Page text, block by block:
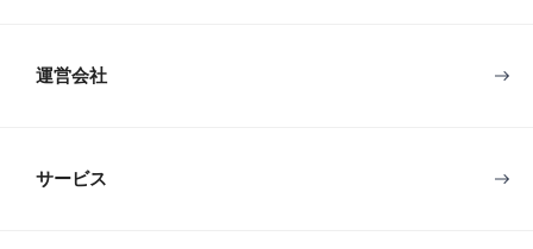
運営会社
サービス